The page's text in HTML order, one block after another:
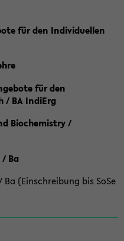
für den Individuellen
für den
/ BA IndiErg
Biochemistry /
Ba
(Einschreibung bis SoSe